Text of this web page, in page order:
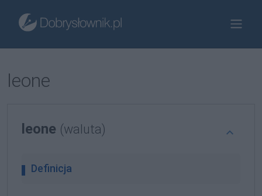
leone
leone (waluta)
Definicja